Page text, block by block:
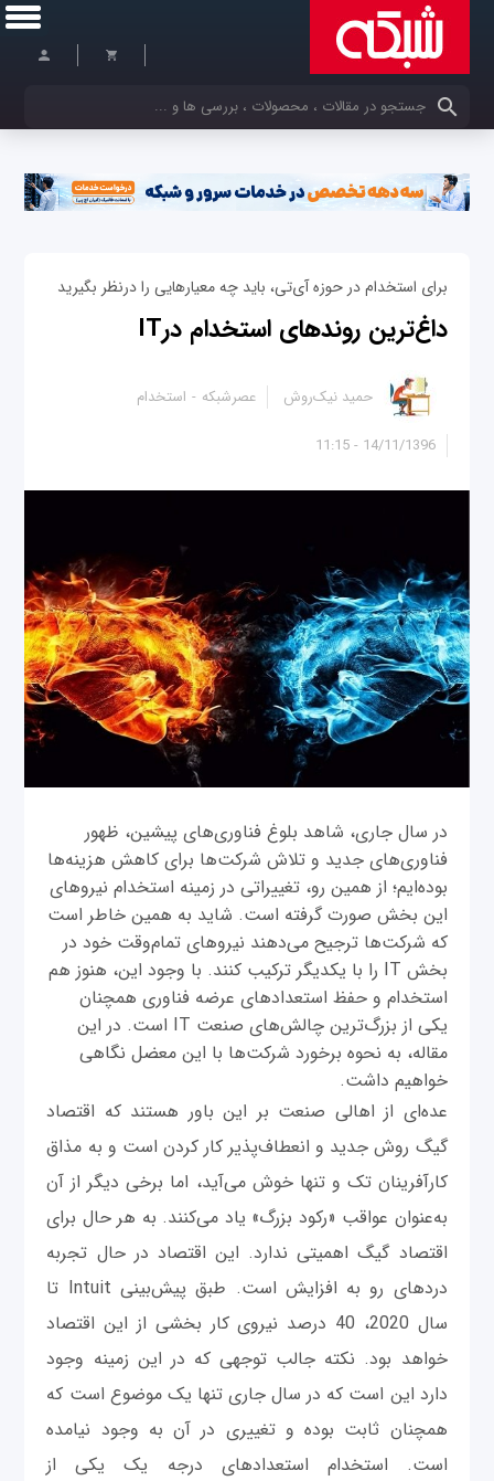
کلمات کلیدی خود را وارد کنید
برای استخدام در حوزه آی‌تی، باید چه معیارهایی را درنظر بگیرید
داغ‌ترین روند‌های استخدام درIT
14/11/1396 - 11:15
حمید نیک‌روش عصرشبکه استخدام
در سال جاری، شاهد بلوغ فناوری‌های پیشین، ظهور
فناوری‌های جدید و تلاش شرکت‌ها برای کاهش هزینه‌ها
بوده‌ایم؛ از همین رو، تغییراتی در زمینه استخدام نیروهای
این بخش صورت گرفته است. شاید به ‌همین خاطر است
که شرکت‌ها ترجیح می‌دهند نیروهای تمام‌وقت خود در
بخش IT را با یکدیگر ترکیب کنند. با وجود این، هنوز هم
استخدام و حفظ استعدادهای عرضه فناوری همچنان
یکی از بزرگ‌ترین چالش‌های صنعت IT است. در این‌
مقاله، به‌ نحوه برخورد شرکت‌ها با این معضل نگاهی
خواهیم داشت.
عده‌ای از اهالی صنعت بر این باور هستند که اقتصاد
گیگ روش جدید و انعطاف‌پذیر کار کردن است و به ‌مذاق
کارآفرینان تک ‌و تنها خوش می‌آید، اما برخی دیگر از آن
به‌عنوان عواقب «رکود بزرگ» یاد می‌کنند. به‌ هر حال برای
اقتصاد گیگ اهمیتی ندارد. این اقتصاد در حال تجربه
دردهای رو به ‌افزایش است. طبق پیش‌بینی Intuit تا
سال 2020، 40 درصد نیروی کار بخشی از این اقتصاد
خواهد بود. نکته جالب توجهی که در این زمینه وجود
دارد این است که در سال جاری تنها یک موضوع است که
همچنان ثابت بوده و تغییری در آن به وجود نیامده
است. استخدام استعدادهای درجه یک یکی از